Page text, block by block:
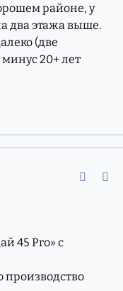
районе, у
два этажа выше.
(две
20+ лет
45 Pro» с
производство